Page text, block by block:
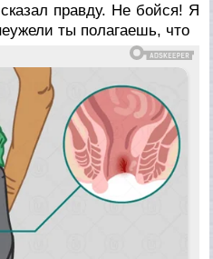
правду. Не бойся! Я
ты полагаешь, что